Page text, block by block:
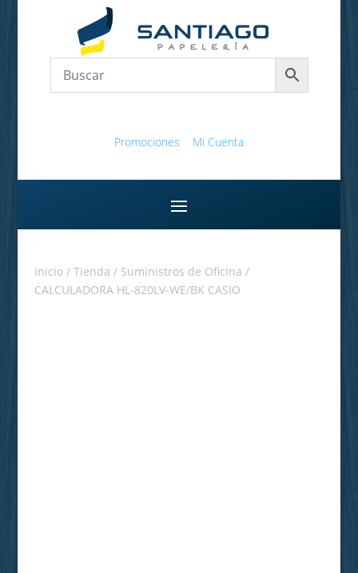
Promociones Mi Cuenta
Inicio/ Tienda / Suministros de Oficina /
CALCULADORA HL-820LV-WE/BK CASIO